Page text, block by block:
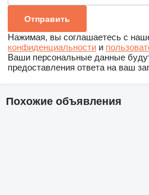
Нажимая, вы соглашаетесь с
конфиденциальности и
Ваши персональные данные
предоставления ответа на ваш
Похожие объявления